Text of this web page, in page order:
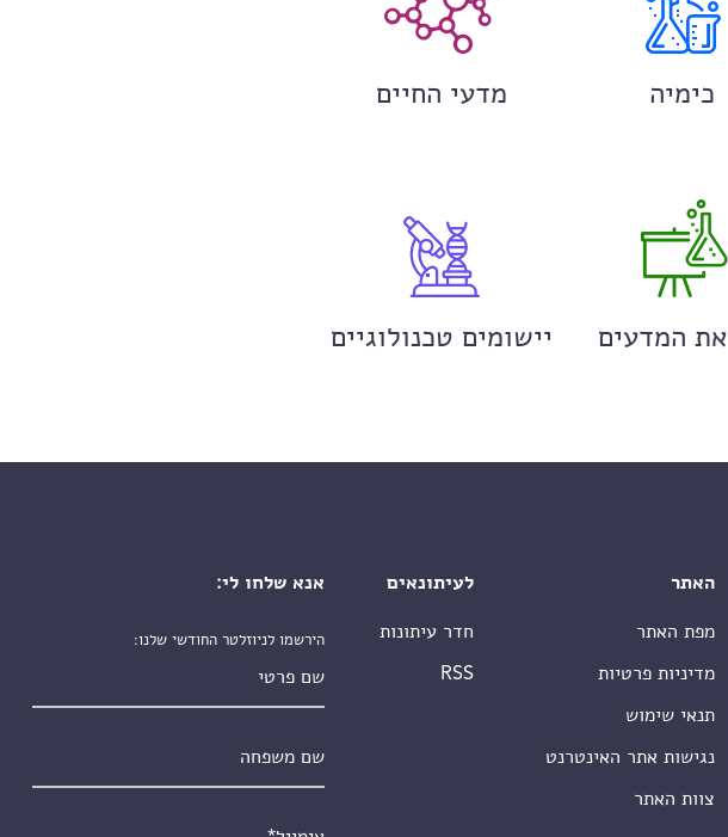
כימיה מדעי החיים
המדעים יישומים טכנולוגיים
האתר
מפת האתר
מדיניות פרטיות
תנאי שימוש
נגישות אתר האינטרנט
צוות האתר
לעיתונאים
חדר עיתונות
RSS
אנא שלחו לי:
הירשמו לניוזלטר החודשי שלנו: